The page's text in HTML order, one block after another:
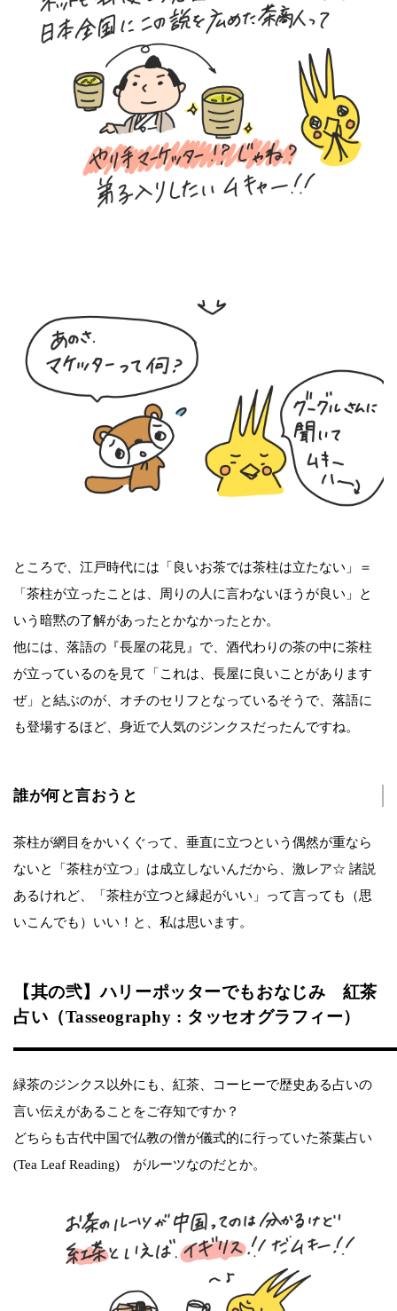
ところで、江戸時代には「良いお茶では茶柱は立たない」＝
「茶柱が立ったことは、周りの人に言わないほうが良い」と
いう暗黙の了解があったとかなかったとか。
他には、落語の『長屋の花見』で、酒代わりの茶の中に茶柱
が立っているのを見て「これは、長屋に良いことがあります
ぜ」と結ぶのが、オチのセリフとなっているそうで、落語に
も登場するほど、身近で人気のジンクスだったんですね。
誰が何と言おうと
茶柱が網目をかいくぐって、垂直に立つという偶然が重なら
ないと「茶柱が立つ」は成立しないんだから、激レア☆ 諸説
あるけれど、「茶柱が立つと縁起がいい」って言っても（思
いこんでも）いい！と、私は思います。
【其の弐】ハリーポッターでもおなじみ 紅茶
占い（Tasseography : タッセオグラフィー）
緑茶のジンクス以外にも、紅茶、コーヒーで歴史ある占いの
言い伝えがあることをご存知ですか？
どちらも古代中国で仏教の僧が儀式的に行っていた茶葉占い
(Tea Leaf Reading) がルーツなのだとか。